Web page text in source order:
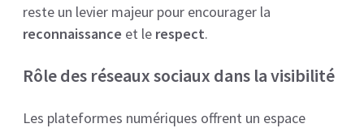
reste un levier majeur pour encourager la
reconnaissance et le respect.
Rôle des réseaux sociaux dans la visibilité
Les plateformes numériques offrent un espace